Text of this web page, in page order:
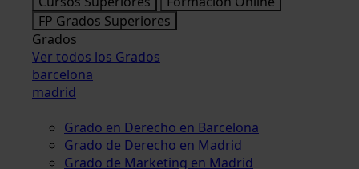
FP Grados Superiores
Grados
Ver todos los Grados
barcelona
madrid
Grado en Derecho en Barcelona
Grado de Derecho en Madrid
Grado de Marketing en Madrid